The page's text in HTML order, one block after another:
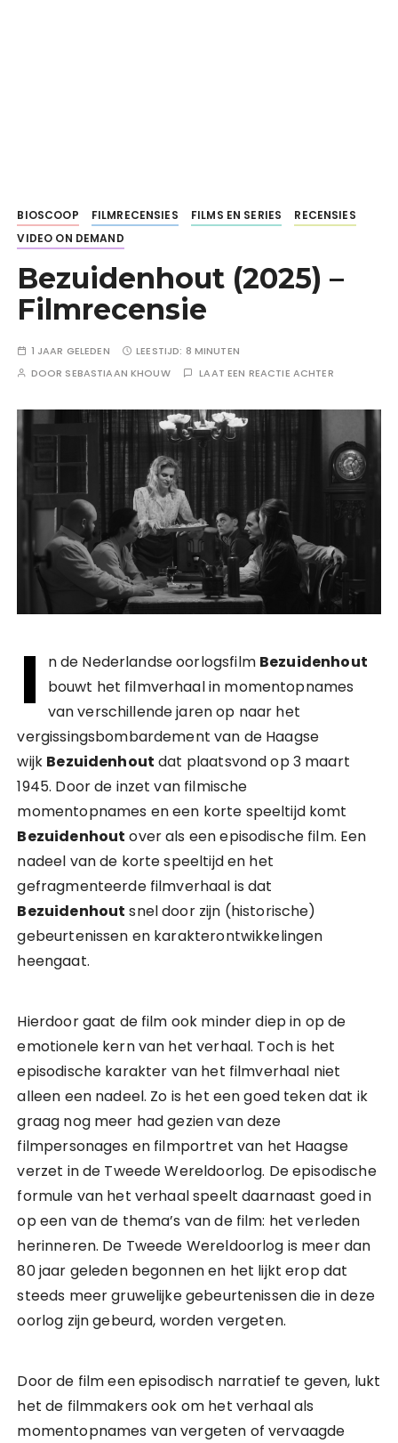
BIOSCOOP FILMRECENSIES FILMS EN SERIES
RECENSIES
VIDEO ON DEMAND
Bezuidenhout (2025) –
Filmrecensie
1 JAAR GELEDEN LEESTIJD: 8 MINUTEN
DOOR SEBASTIAAN KHOUW LAAT EEN REACTIE ACHTER
I n de Nederlandse oorlogsfilm Bezuidenhout
bouwt het filmverhaal in momentopnames
van verschillende jaren op naar het
vergissingsbombardement van de Haagse
wijk Bezuidenhout dat plaatsvond op 3 maart
1945. Door de inzet van filmische
momentopnames en een korte speeltijd komt
Bezuidenhout over als een episodische film. Een
nadeel van de korte speeltijd en het
gefragmenteerde filmverhaal is dat
Bezuidenhout snel door zijn (historische)
gebeurtenissen en karakterontwikkelingen
heengaat.
Hierdoor gaat de film ook minder diep in op de
emotionele kern van het verhaal. Toch is het
episodische karakter van het filmverhaal niet
alleen een nadeel. Zo is het een goed teken dat ik
graag nog meer had gezien van deze
filmpersonages en filmportret van het Haagse
verzet in de Tweede Wereldoorlog. De episodische
formule van het verhaal speelt daarnaast goed in
op een van de thema’s van de film: het verleden
herinneren. De Tweede Wereldoorlog is meer dan
80 jaar geleden begonnen en het lijkt erop dat
steeds meer gruwelijke gebeurtenissen die in deze
oorlog zijn gebeurd, worden vergeten.
Door de film een episodisch narratief te geven, lukt
het de filmmakers ook om het verhaal als
momentopnames van vergeten of vervaagde